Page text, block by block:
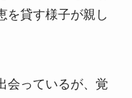
を貸す様子が親し
会っているが、覚